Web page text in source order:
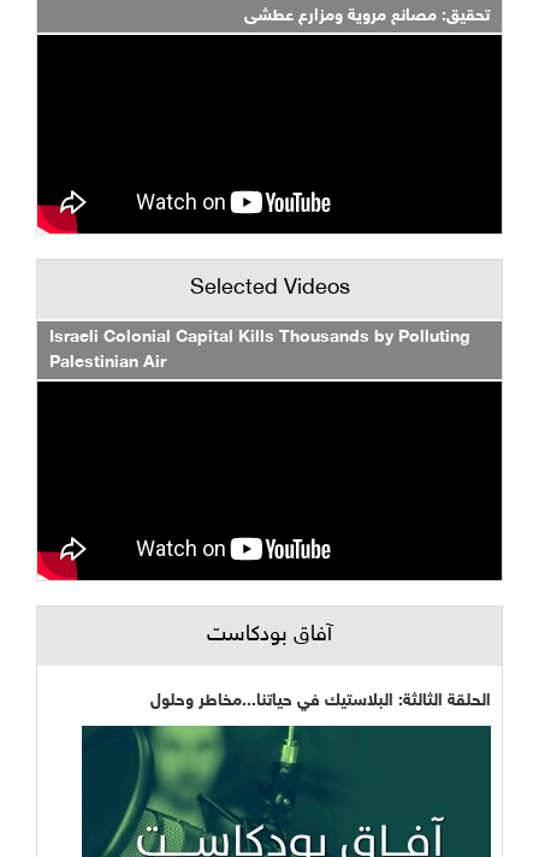
تحقيق: مصانع مروية ومزارع عطشى
Selected Videos
Israeli Colonial Capital Kills Thousands by Polluting
Palestinian Air
آفاق بودكاست
الحلقة الثالثة: البلاستيك في حياتنا...مخاطر وحلول